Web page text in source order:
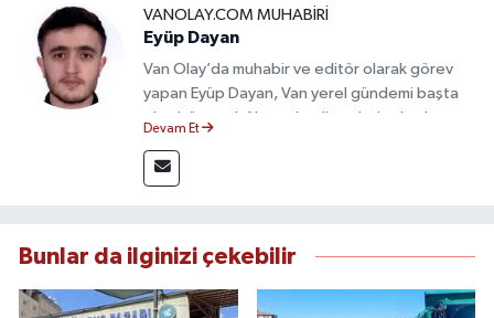
VANOLAY.COM MUHABIRI
Eyüp Dayan
Van Olay’da muhabir ve editör olarak görev
yapan Eyüp Dayan, Van yerel gündemi başta
olmak üzere bölgesel gelişmeleri sahadan
deneyimiyle doğruluk, tarafsızlık ve etik ilkeleri
esas alan Dayan, güvenilir kaynaklara dayalı
Devam Et
Bunlar da ilginizi çekebilir